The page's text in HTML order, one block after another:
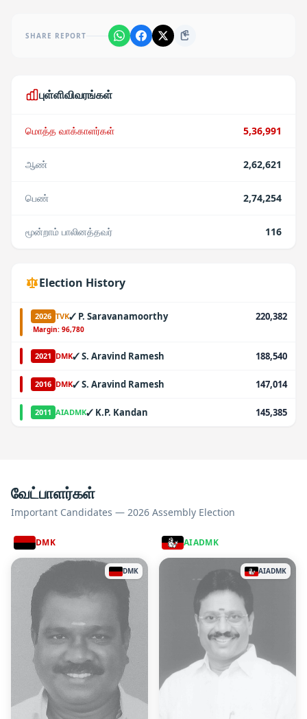
SHARE REPORT
புள்ளிவிவரங்கள்
மொத்த வாக்காளர்கள் 5,36,991
ஆண் 2,62,621
பெண் 2,74,254
மூன்றாம் பாலினத்தவர் 116
Election History
2026 TVK✓ P. Saravanamoorthy 220,382
·Margin: 96,780
2021 DMK✓S. Aravind Ramesh 188,540
2016 DMK✓S. Aravind Ramesh 147,014
2011 AIADMK✓ K.P. Kandan 145,385
வேட்பாளர்கள்
Important Candidates — 2026 Assembly Election
DMK
DMK
AIADMK
AIADMK